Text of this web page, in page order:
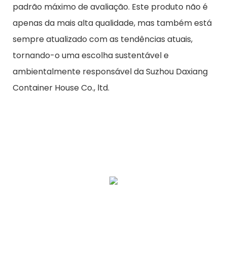
padrão máximo de avaliação. Este produto não é
apenas da mais alta qualidade, mas também está
sempre atualizado com as tendências atuais,
tornando-o uma escolha sustentável e
ambientalmente responsável da Suzhou Daxiang
Container House Co., ltd.